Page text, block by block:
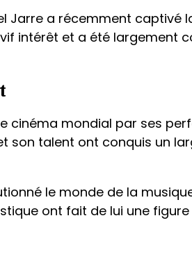
Jarre a récemment captivé
intérêt et a été largement
cinéma mondial par ses
son talent ont conquis un
le monde de la
ont fait de lui une